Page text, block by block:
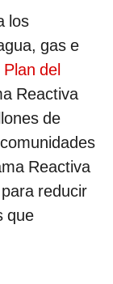
los
gas e
Plan del
Reactiva
de
Reactiva
reducir
que